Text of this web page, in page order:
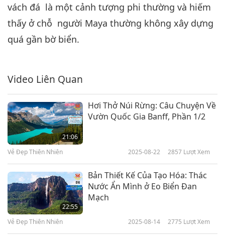
vách đá là một cảnh tượng phi thường và hiếm
thấy ở chỗ người Maya thường không xây dựng
quá gần bờ biển.
Video Liên Quan
21:06
Hơi Thở Núi Rừng: Câu Chuyện Về
Vườn Quốc Gia Banff, Phần 1/2
Vẻ Đẹp Thiên Nhiên 2025-08-22 2857 Lượt Xem
22:55
Bản Thiết Kế Của Tạo Hóa: Thác
Nước Ẩn Mình ở Eo Biển Đan
Mạch
Vẻ Đẹp Thiên Nhiên 2025-08-14 2775 Lượt Xem